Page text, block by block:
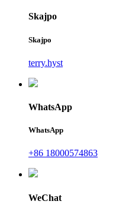
Skajpo
Skajpo
terry.hyst
WhatsApp
WhatsApp
+86 18000574863
WeChat